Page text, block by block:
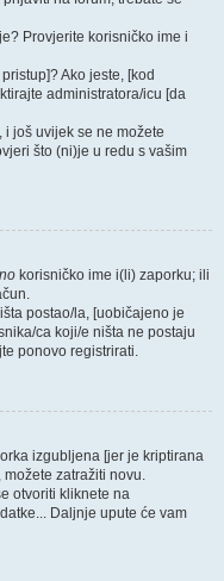
Provjerite korisničko ime i
Ako jeste, [kod
administratora/icu [da
još uvijek se ne možete
što (ni)je u redu s vašim
korisničko ime i(li) zaporku; ili
postao/la, [uobičajeno je
ca koji/e ništa ne postaju
ponovo registrirati.
izgubljena [jer je kriptirana
zatražiti novu.
otvoriti kliknete na
Daljnje upute će vam